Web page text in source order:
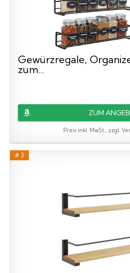
Gewürzregale,
zum...
ZUM
Preis inkl. MwSt., zzgl.
# 3